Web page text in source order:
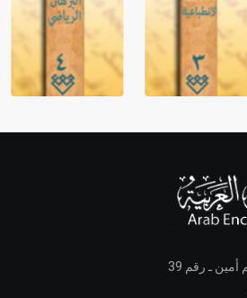
ـ رقم 39